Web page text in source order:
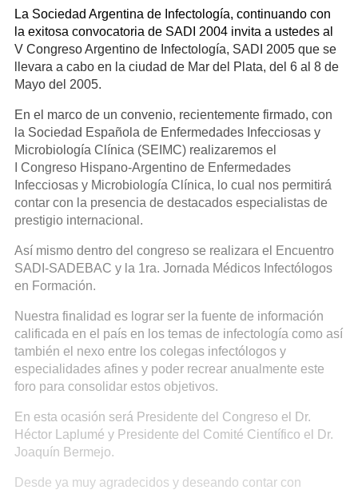
La Sociedad Argentina de Infectología, continuando con
la exitosa convocatoria de SADI 2004 invita a ustedes al
V Congreso Argentino de Infectología, SADI 2005 que se
llevara a cabo en la ciudad de Mar del Plata, del 6 al 8 de
Mayo del 2005.
En el marco de un convenio, recientemente firmado, con
la Sociedad Española de Enfermedades Infecciosas y
Microbiología Clínica (SEIMC) realizaremos el
I Congreso Hispano-Argentino de Enfermedades
Infecciosas y Microbiología Clínica, lo cual nos permitirá
contar con la presencia de destacados especialistas de
prestigio internacional.
Así mismo dentro del congreso se realizara el Encuentro
SADI-SADEBAC y la 1ra. Jornada Médicos Infectólogos
en Formación.
Nuestra finalidad es lograr ser la fuente de información
calificada en el país en los temas de infectología como así
también el nexo entre los colegas infectólogos y
especialidades afines y poder recrear anualmente este
foro para consolidar estos objetivos.
En esta ocasión será Presidente del Congreso el Dr.
Héctor Laplumé y Presidente del Comité Científico el Dr.
Joaquín Bermejo.
Desde ya muy agradecidos y deseando contar con